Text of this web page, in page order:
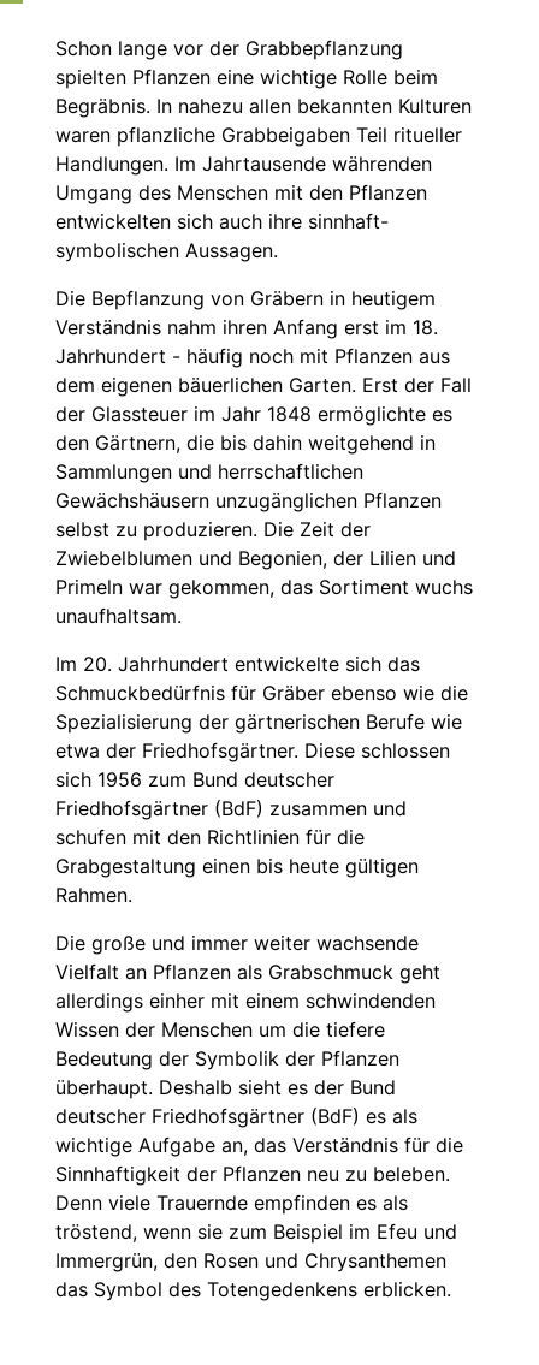
Schon lange vor der Grabbepflanzung
spielten Pflanzen eine wichtige Rolle beim
Begräbnis. In nahezu allen bekannten Kulturen
waren pflanzliche Grabbeigaben Teil ritueller
Handlungen. Im Jahrtausende währenden
Umgang des Menschen mit den Pflanzen
entwickelten sich auch ihre sinnhaft-
symbolischen Aussagen.
Die Bepflanzung von Gräbern in heutigem
Verständnis nahm ihren Anfang erst im 18.
Jahrhundert - häufig noch mit Pflanzen aus
dem eigenen bäuerlichen Garten. Erst der Fall
der Glassteuer im Jahr 1848 ermöglichte es
den Gärtnern, die bis dahin weitgehend in
Sammlungen und herrschaftlichen
Gewächshäusern unzugänglichen Pflanzen
selbst zu produzieren. Die Zeit der
Zwiebelblumen und Begonien, der Lilien und
Primeln war gekommen, das Sortiment wuchs
unaufhaltsam.
Im 20. Jahrhundert entwickelte sich das
Schmuckbedürfnis für Gräber ebenso wie die
Spezialisierung der gärtnerischen Berufe wie
etwa der Friedhofsgärtner. Diese schlossen
sich 1956 zum Bund deutscher
Friedhofsgärtner (BdF) zusammen und
schufen mit den Richtlinien für die
Grabgestaltung einen bis heute gültigen
Rahmen.
Die große und immer weiter wachsende
Vielfalt an Pflanzen als Grabschmuck geht
allerdings einher mit einem schwindenden
Wissen der Menschen um die tiefere
Bedeutung der Symbolik der Pflanzen
überhaupt. Deshalb sieht es der Bund
deutscher Friedhofsgärtner (BdF) es als
wichtige Aufgabe an, das Verständnis für die
Sinnhaftigkeit der Pflanzen neu zu beleben.
Denn viele Trauernde empfinden es als
tröstend, wenn sie zum Beispiel im Efeu und
Immergrün, den Rosen und Chrysanthemen
das Symbol des Totengedenkens erblicken.